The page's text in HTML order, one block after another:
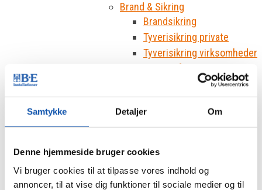
Samtykke Detaljer Om
Denne hjemmeside bruger cookies
Vi bruger cookies til at tilpasse vores indhold og
annoncer, til at vise dig funktioner til sociale medier og til
Brand & Sikring
Brandsikring
Tyverisikring private
Tyverisikring virksomheder
VVS
Bygningsautomatik
Serviceeftersyn
Nyheder
Job